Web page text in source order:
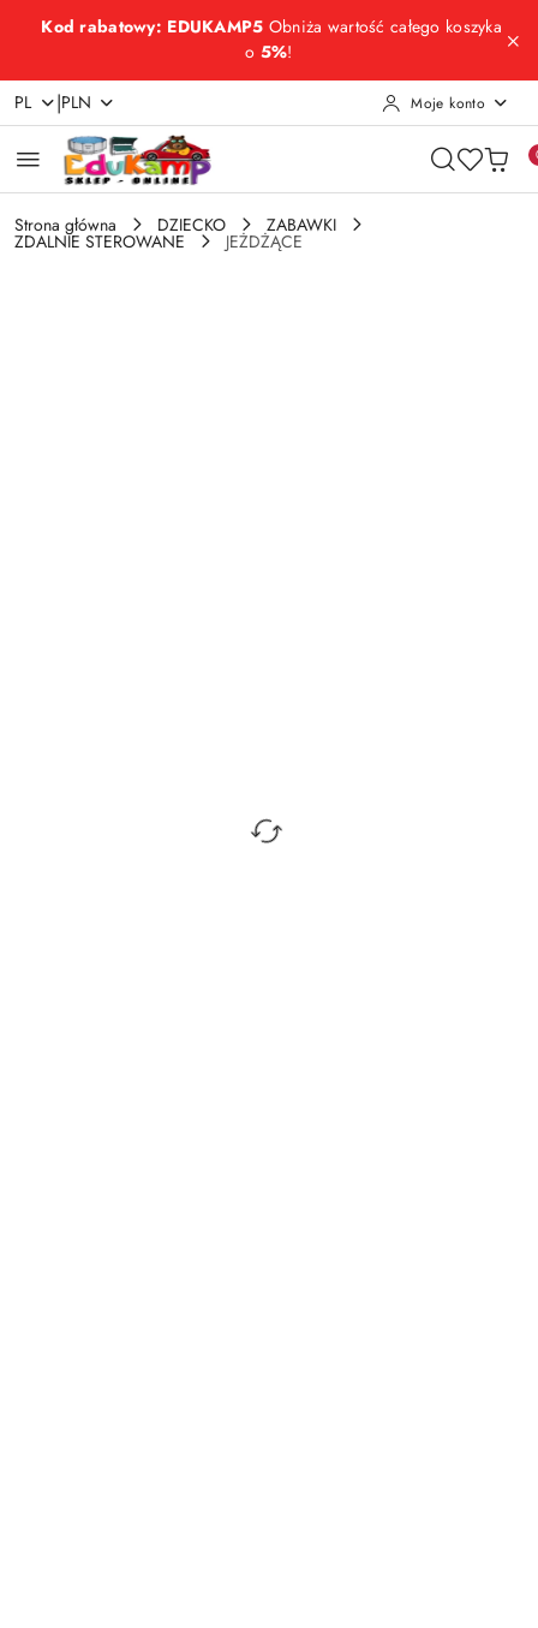
Przejdź do treści głównej
Przejdź do wyszukiwarki
Przejdź do moje konto
Przejdź do menu głównego
Przejdź do opisu produktu
Przejdź do stopki
Kod rabatowy: EDUKAMP5 Obniża wartość całego koszyka
o 5%!
PL |PLN Moje konto
Strona główna DZIECKO ZABAWKI
ZDALNIE STEROWANE JEŻDŻĄCE